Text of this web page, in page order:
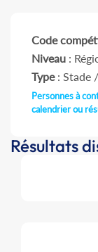
Code
Niveau :
Type: Stade
Personnes à
calendrier ou
Résultats